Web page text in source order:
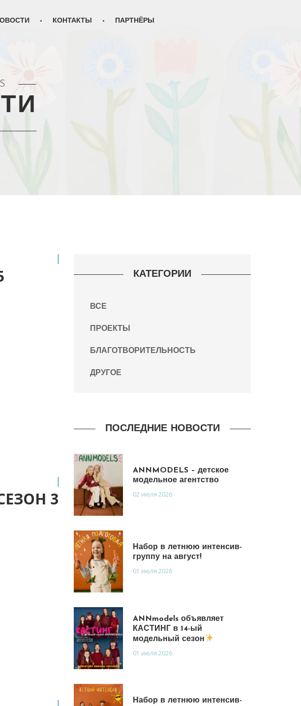
КОНТАКТЫ ПАРТНЁРЫ
3
КАТЕГОРИИ
ВСЕ
ПРОЕКТЫ
БЛАГОТВОРИТЕЛЬНОСТЬ
ДРУГОЕ
ПОСЛЕДНИЕ НОВОСТИ
ANNMODELS – детское
модельное агентство
02 июля 2026
Набор в летнюю интенсив-
группу на август!
01 июля 2026
ANNmodels объявляет
КАСТИНГ в 14-ый
модельный сезон
01 июля 2026
Набор в летнюю интенсив-